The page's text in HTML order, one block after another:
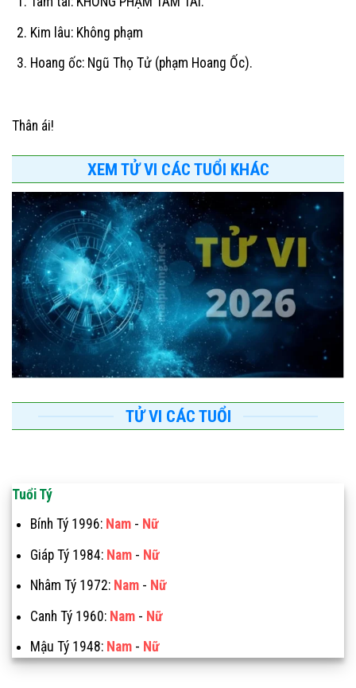
Kim lâu: Không phạm
Hoang ốc: Ngũ Thọ Tử (phạm Hoang Ốc).
Thân ái!
XEM TỬ VI CÁC TUỔI KHÁC
TỬ VI CÁC TUỔI
Tuổi Tý
Bính Tý 1996: Nam- Nữ
Giáp Tý 1984: Nam- Nữ
Nhâm Tý 1972: Nam- Nữ
Canh Tý 1960: Nam- Nữ
Mậu Tý 1948: Nam- Nữ